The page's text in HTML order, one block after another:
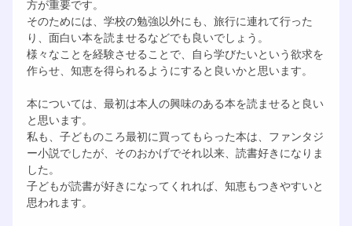
方が重要です。
そのためには、学校の勉強以外にも、旅行に連れて行った
り、面白い本を読ませるなどでも良いでしょう。
様々なことを経験させることで、自ら学びたいという欲求を
作らせ、知恵を得られるようにすると良いかと思います。
本については、最初は本人の興味のある本を読ませると良い
と思います。
私も、子どものころ最初に買ってもらった本は、ファンタジ
ー小説でしたが、そのおかげでそれ以来、読書好きになりま
した。
子どもが読書が好きになってくれれば、知恵もつきやすいと
思われます。